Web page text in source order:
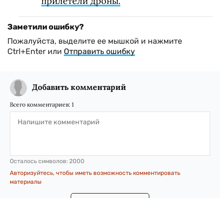
Заметили ошибку?
Пожалуйста, выделите ее мышкой и нажмите
Ctrl+Enter или Отправить ошибку
Добавить комментарий
Всего комментариев: 1
Осталось символов: 2000
Авторизуйтесь, чтобы иметь возможность комментировать
материалы